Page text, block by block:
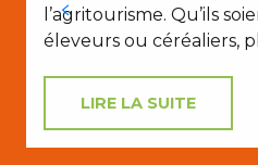
l’agritourisme. Qu’ils
éleveurs ou céréaliers,
LIRE LA SUITE